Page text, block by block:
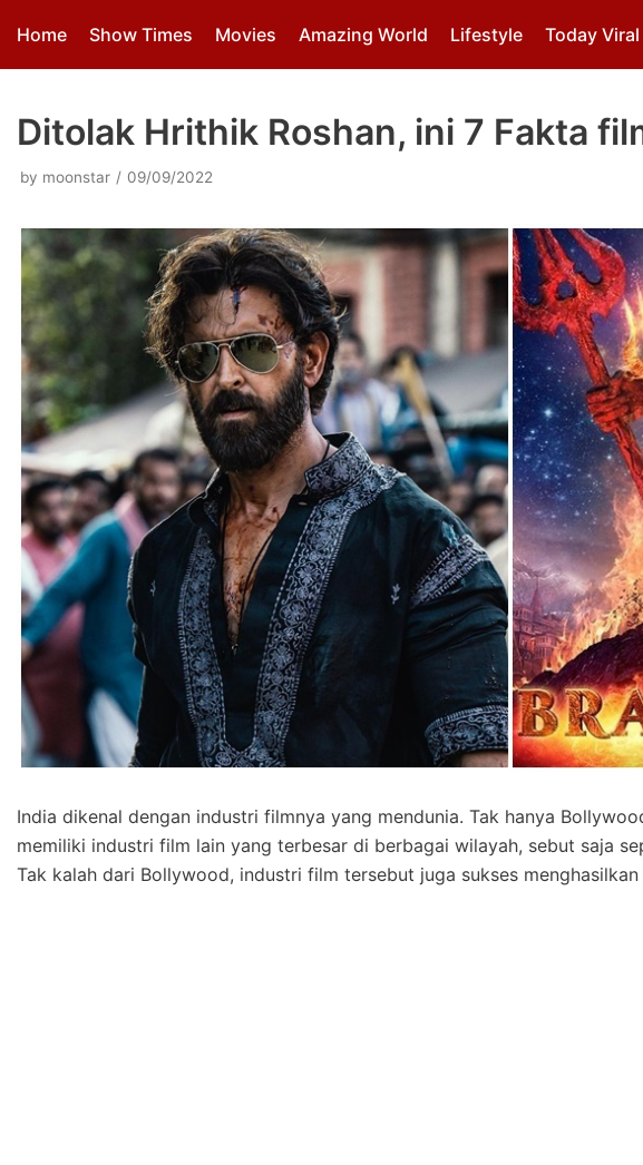
Skip
Home Show Times Movies Amazing World Lifestyle Today Viral
Ditolak Hrithik Roshan, ini 7 Fakta
by moonstar 09/09/2022
India dikenal dengan industri filmnya yang mendunia. Tak hanya
memiliki industri film lain yang terbesar di berbagai wilayah, sebut saja
Tak kalah dari Bollywood, industri film tersebut juga sukses